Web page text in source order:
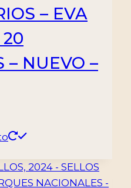
– EVA
20
– NUEVO –